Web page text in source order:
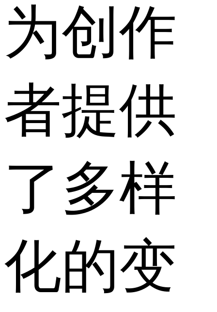
为创作
者提供
了多样
化的变